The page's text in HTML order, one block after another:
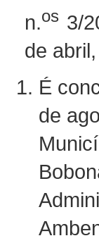
n.os 3/
de
É
de